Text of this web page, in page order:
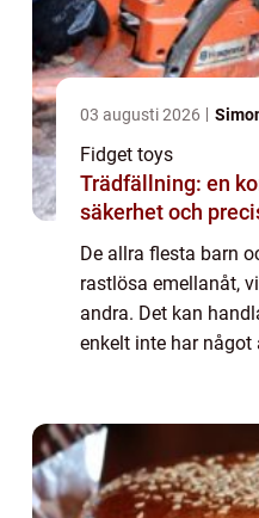
03 augusti 2026
Fidget toys
Trädfällning: en
säkerhet och
De allra flesta barn
rastlösa emellanåt,
andra. Det kan
enkelt inte har något